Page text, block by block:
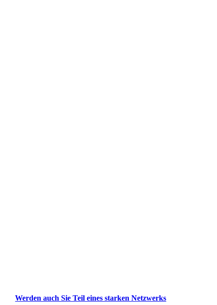
Werden auch Sie Teil eines starken Netzwerks